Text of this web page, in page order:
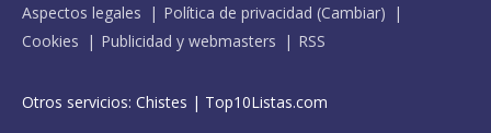
Aspectos legales
Política de privacidad (Cambiar)
Cookies
Publicidad y webmasters RSS
Otros servicios: Chistes | Top10Listas.com